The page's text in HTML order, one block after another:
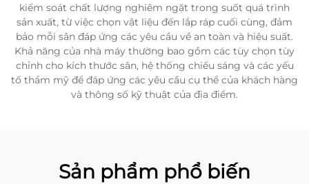
kiểm soát chất lượng nghiêm ngặt trong suốt quá trình
sản xuất, từ việc chọn vật liệu đến lắp ráp cuối cùng, đảm
bảo mỗi sân đáp ứng các yêu cầu về an toàn và hiệu suất.
Khả năng của nhà máy thường bao gồm các tùy chọn tùy
chỉnh cho kích thước sân, hệ thống chiếu sáng và các yếu
tố thẩm mỹ để đáp ứng các yêu cầu cụ thể của khách hàng
và thông số kỹ thuật của địa điểm.
Sản phẩm phổ biến